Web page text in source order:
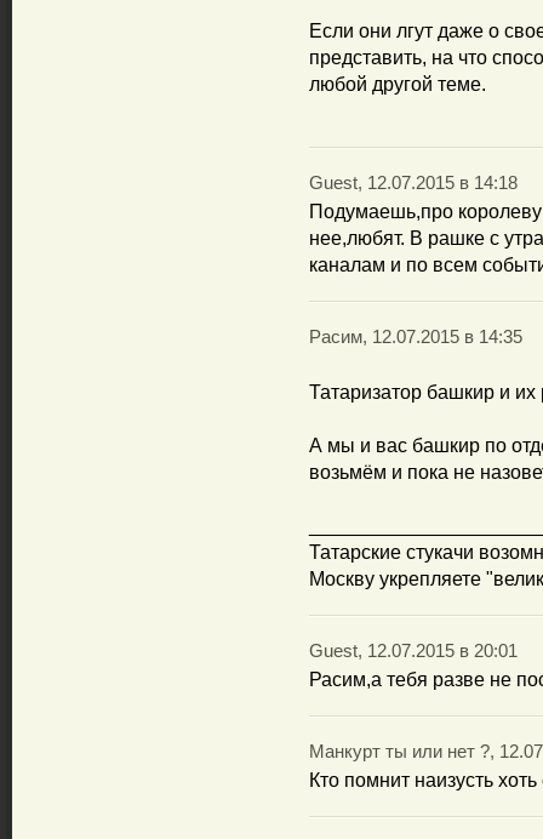
Если они лгут даже о
представить, на что
любой другой теме.
Guest, 12.07.2015 в 14:18
Подумаешь,про
нее,любят. В рашке с
каналам и по всем
Расим, 12.07.2015 в 14:35
Татаризатор башкир и
А мы и вас башкир по
возьмём и пока не
Татарские стукачи
Москву укрепляете
Guest, 12.07.2015 в 20:01
Расим,а тебя разве не
Манкурт ты или нет ?,
Кто помнит наизусть